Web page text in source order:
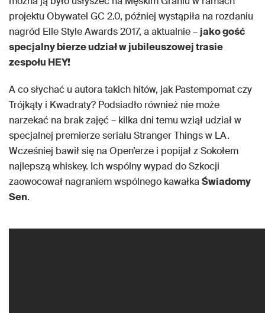
projektu Obywatel GC 2.0, później wystąpiła na rozdaniu
nagród Elle Style Awards 2017, a aktualnie – jako gość
specjalny bierze udział w jubileuszowej trasie
zespołu HEY!
A co słychać u autora takich hitów, jak Pastempomat czy
Trójkąty i Kwadraty? Podsiadło również nie może
narzekać na brak zajęć – kilka dni temu wziął udział w
specjalnej premierze serialu Stranger Things w LA.
Wcześniej bawił się na Open’erze i popijał z Sokołem
najlepszą whiskey. Ich wspólny wypad do Szkocji
zaowocował nagraniem wspólnego kawałkaŚwiadomy
Sen.